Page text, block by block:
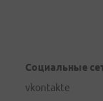
Социальные
vkontakte